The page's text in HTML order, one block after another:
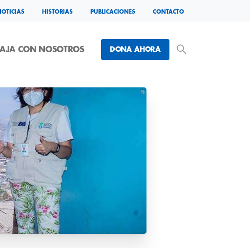
HISTORIAS PUBLICACIONES CONTACTO
CON NOSOTROS DONA AHORA